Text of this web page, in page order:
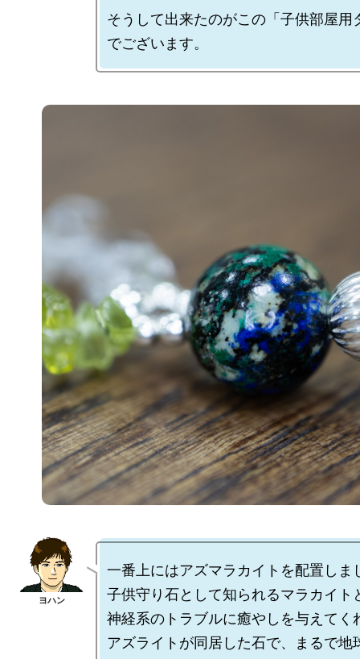
そうして出来たのがこの「子供部屋用
一番上にはアズマラカイトを配置しま
子供守り石として知られるマラカイト
神経系のトラブルに癒やしを与えてく
アズライトが同居した石で、まるで地